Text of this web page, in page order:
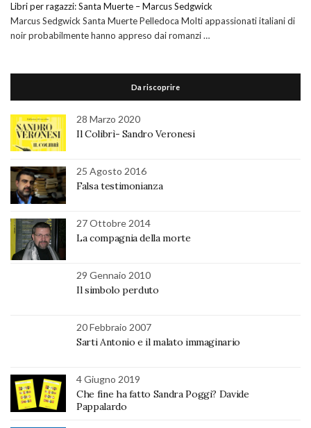
Libri per ragazzi: Santa Muerte – Marcus Sedgwick
Marcus Sedgwick Santa Muerte Pelledoca Molti appassionati italiani di
noir probabilmente hanno appreso dai romanzi …
Da riscoprire
28 Marzo 2020
Il Colibrì- Sandro Veronesi
25 Agosto 2016
Falsa testimonianza
27 Ottobre 2014
La compagnia della morte
29 Gennaio 2010
Il simbolo perduto
20 Febbraio 2007
Sarti Antonio e il malato immaginario
4 Giugno 2019
Che fine ha fatto Sandra Poggi? Davide
Pappalardo